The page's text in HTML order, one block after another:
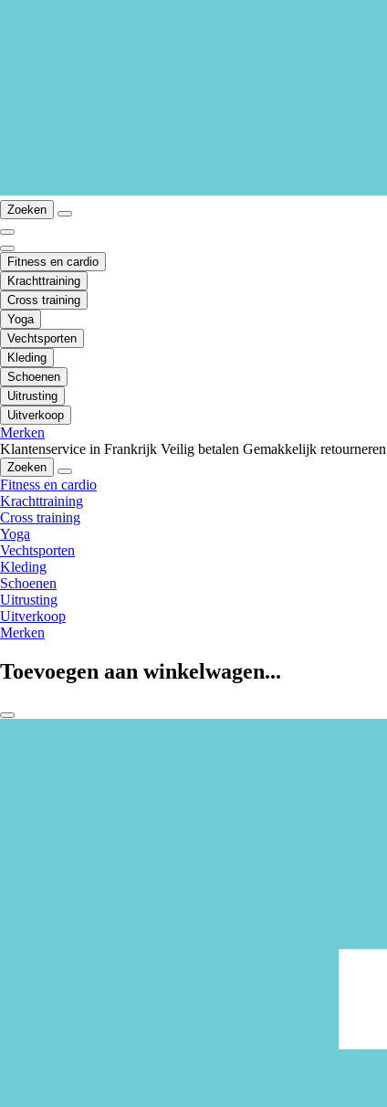
Zoeken
Fitness en cardio
Krachttraining
Cross training
Yoga
Vechtsporten
Kleding
Schoenen
Uitrusting
Uitverkoop
Merken
Klantenservice in Frankrijk Veilig betalen Gemakkelijk retourneren
Zoeken
Fitness en cardio
Krachttraining
Cross training
Yoga
Vechtsporten
Kleding
Schoenen
Uitrusting
Uitverkoop
Merken
Toevoegen aan winkelwagen...